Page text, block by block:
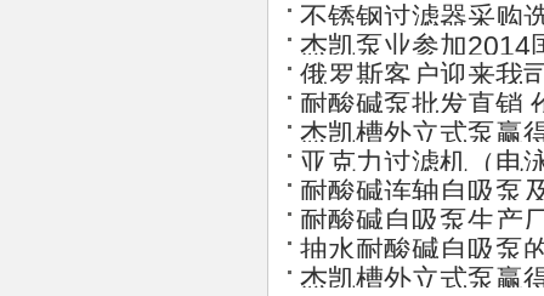
不锈钢过滤器采购
杰凯泵业参加2014
俄罗斯客户迎来我
耐酸碱泵批发直销
杰凯槽外立式泵赢
亚克力过滤机（电
耐酸碱连轴自吸泵
耐酸碱自吸泵生产
抽水耐酸碱自吸泵
杰凯槽外立式泵赢